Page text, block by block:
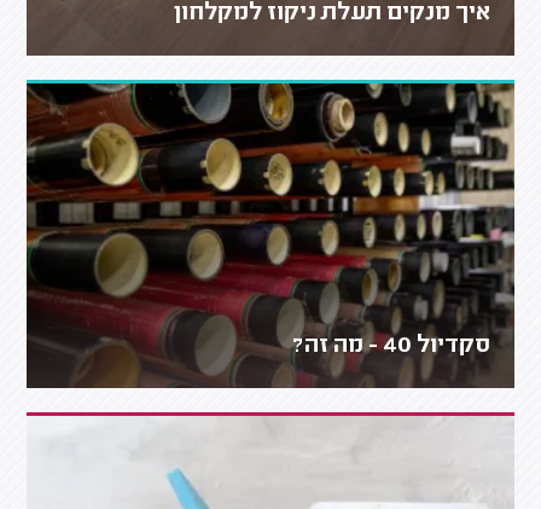
איך מנקים תעלת ניקוז למקלחון
סקדיול 40 - מה זה?